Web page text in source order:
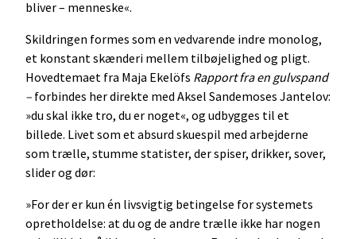
bliver – menneske«.
Skildringen formes som en vedvarende indre monolog,
et konstant skænderi mellem tilbøjelighed og pligt.
Hovedtemaet fra Maja Ekelöfs Rapport fra en gulvspand
– forbindes her direkte med Aksel Sandemoses Jantelov:
»du skal ikke tro, du er noget«, og udbygges til et
billede. Livet som et absurd skuespil med arbejderne
som trælle, stumme statister, der spiser, drikker, sover,
slider og dør:
»For der er kun én livsvigtig betingelse for systemets
opretholdelse: at du og de andre trælle ikke har nogen